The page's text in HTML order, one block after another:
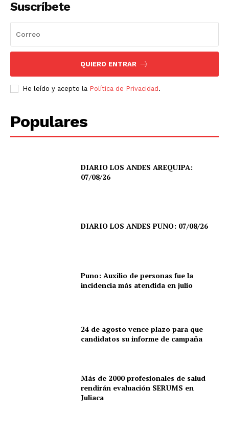
Suscríbete
QUIERO ENTRAR
He leído y acepto la Política de Privacidad .
Populares
DIARIO LOS ANDES AREQUIPA:
07/08/26
DIARIO LOS ANDES PUNO: 07/08/26
Puno: Auxilio de personas fue la
incidencia más atendida en julio
24 de agosto vence plazo para que
candidatos su informe de campaña
Más de 2000 profesionales de salud
rendirán evaluación SERUMS en
Juliaca